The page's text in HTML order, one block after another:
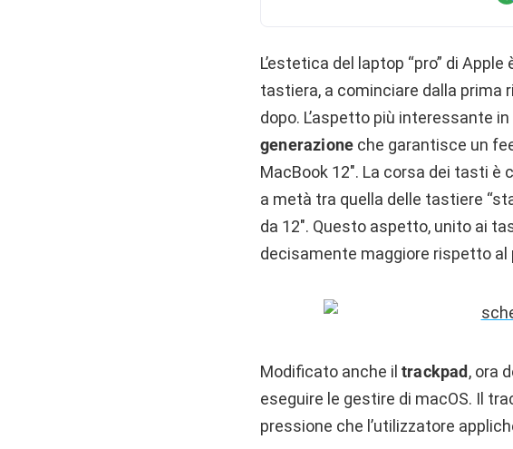
L’estetica del laptop “pro” di
tastiera, a cominciare dalla prima
dopo. L’aspetto più interessante
generazione che garantisce un
MacBook 12″. La corsa dei tasti
a metà tra quella delle tastiere
da 12″. Questo aspetto, unito ai
decisamente maggiore rispetto
Modificato anche il trackpad, ora
eseguire le gestire di macOS. Il
pressione che l’utilizzatore